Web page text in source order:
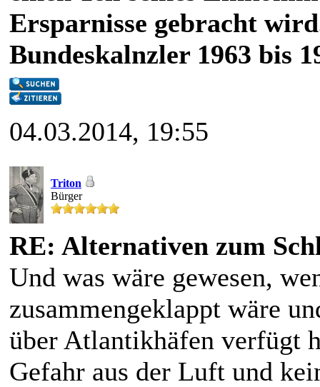
Ersparnisse gebracht
Bundeskalnzler 1963 bis
04.03.2014, 19:55
Triton
Bürger
RE: Alternativen zum
Und was wäre gewesen,
zusammengeklappt wäre
über Atlantikhäfen verfügt
Gefahr aus der Luft und